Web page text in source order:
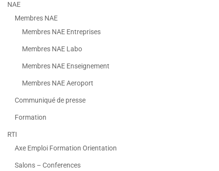
NAE
Membres NAE
Membres NAE Entreprises
Membres NAE Labo
Membres NAE Enseignement
Membres NAE Aeroport
Communiqué de presse
Formation
RTI
Axe Emploi Formation Orientation
Salons – Conferences